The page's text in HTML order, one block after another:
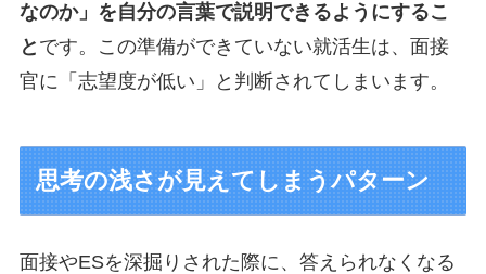
なのか」を自分の言葉で説明できるようにするこ
と です。この準備ができていない就活生は、面接
官に「志望度が低い」と判断されてしまいます。
思考の浅さが見えてしまうパターン
面接やESを深掘りされた際に、答えられなくなる